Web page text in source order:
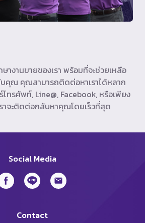
งานขายของเรา พร้อมที่จะช่วยเหลือ
บคุณ คุณสามารถติดต่อหาเราได้หลาก
โทรศัพท์, Line@, Facebook, หรือเพียง
าจะติดต่อกลับหาคุณโดยเร็วที่สุด
Social Media
Contact